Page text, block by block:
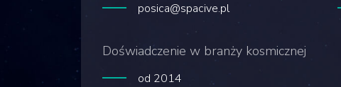
posica@spacive.pl
Doświadczenie w branży kosmicznej
od 2014